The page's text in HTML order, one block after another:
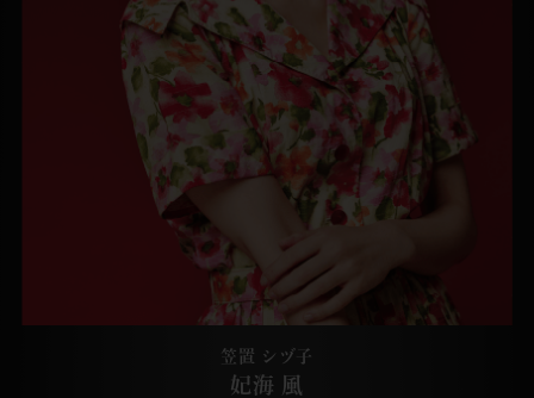
笠置 シヅ子
妃海 風